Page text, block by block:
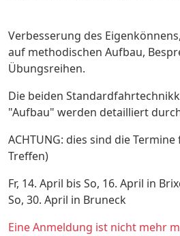
Verbesserung des
auf methodischen Aufbau,
Übungsreihen.
Die beiden
"Aufbau" werden detailliert
ACHTUNG: dies sind die
Treffen)
Fr, 14. April bis So, 16. April in
So, 30. April in Bruneck
Eine Anmeldung ist nicht mehr